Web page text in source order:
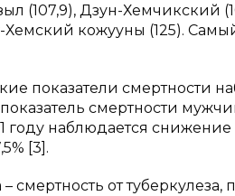
(107,9), Дзун-
Хемский кожууны (125).
показатели смертности
смертности
году наблюдается
[3].
от туберкулеза,